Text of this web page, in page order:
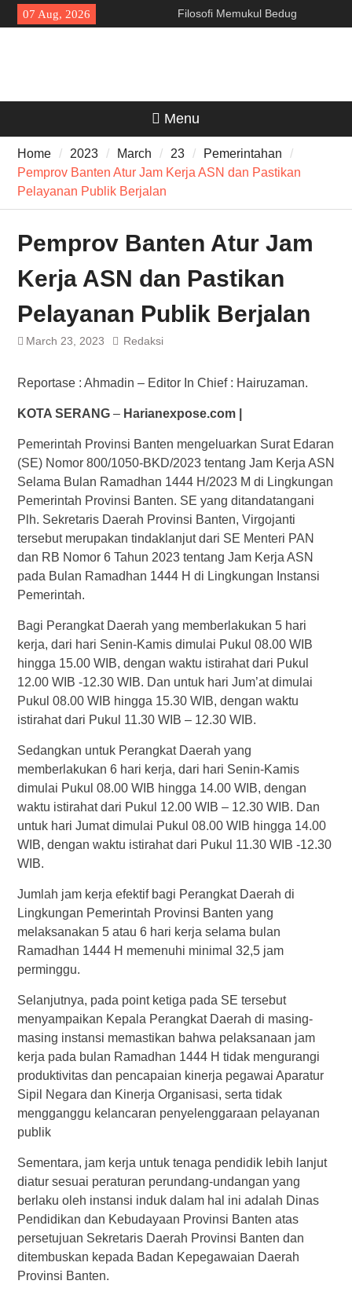
Skip
to
07 Aug, 2026
Filosofi Memukul Bedug
Sebelum Sholat Jum’at
Menu
Home 2023 March 23
Pemerintahan
Pemprov Banten Atur Jam Kerja ASN dan Pastikan
Pelayanan Publik Berjalan
Pemprov Banten Atur Jam
Kerja ASN dan Pastikan
Pelayanan Publik Berjalan
March 23, 2023 Redaksi
Reportase : Ahmadin – Editor In Chief : Hairuzaman.
KOTA SERANG– Harianexpose.com |
Pemerintah Provinsi Banten mengeluarkan Surat Edaran
(SE) Nomor 800/1050-BKD/2023 tentang Jam Kerja ASN
Selama Bulan Ramadhan 1444 H/2023 M di Lingkungan
Pemerintah Provinsi Banten. SE yang ditandatangani
Plh. Sekretaris Daerah Provinsi Banten, Virgojanti
tersebut merupakan tindaklanjut dari SE Menteri PAN
dan RB Nomor 6 Tahun 2023 tentang Jam Kerja ASN
pada Bulan Ramadhan 1444 H di Lingkungan Instansi
Pemerintah.
Bagi Perangkat Daerah yang memberlakukan 5 hari
kerja, dari hari Senin-Kamis dimulai Pukul 08.00 WIB
hingga 15.00 WIB, dengan waktu istirahat dari Pukul
12.00 WIB -12.30 WIB. Dan untuk hari Jum’at dimulai
Pukul 08.00 WIB hingga 15.30 WIB, dengan waktu
istirahat dari Pukul 11.30 WIB – 12.30 WIB.
Sedangkan untuk Perangkat Daerah yang
memberlakukan 6 hari kerja, dari hari Senin-Kamis
dimulai Pukul 08.00 WIB hingga 14.00 WIB, dengan
waktu istirahat dari Pukul 12.00 WIB – 12.30 WIB. Dan
untuk hari Jumat dimulai Pukul 08.00 WIB hingga 14.00
WIB, dengan waktu istirahat dari Pukul 11.30 WIB -12.30
WIB.
Jumlah jam kerja efektif bagi Perangkat Daerah di
Lingkungan Pemerintah Provinsi Banten yang
melaksanakan 5 atau 6 hari kerja selama bulan
Ramadhan 1444 H memenuhi minimal 32,5 jam
perminggu.
Selanjutnya, pada point ketiga pada SE tersebut
menyampaikan Kepala Perangkat Daerah di masing-
masing instansi memastikan bahwa pelaksanaan jam
kerja pada bulan Ramadhan 1444 H tidak mengurangi
produktivitas dan pencapaian kinerja pegawai Aparatur
Sipil Negara dan Kinerja Organisasi, serta tidak
mengganggu kelancaran penyelenggaraan pelayanan
publik
Sementara, jam kerja untuk tenaga pendidik lebih lanjut
diatur sesuai peraturan perundang-undangan yang
berlaku oleh instansi induk dalam hal ini adalah Dinas
Pendidikan dan Kebudayaan Provinsi Banten atas
persetujuan Sekretaris Daerah Provinsi Banten dan
ditembuskan kepada Badan Kepegawaian Daerah
Provinsi Banten.